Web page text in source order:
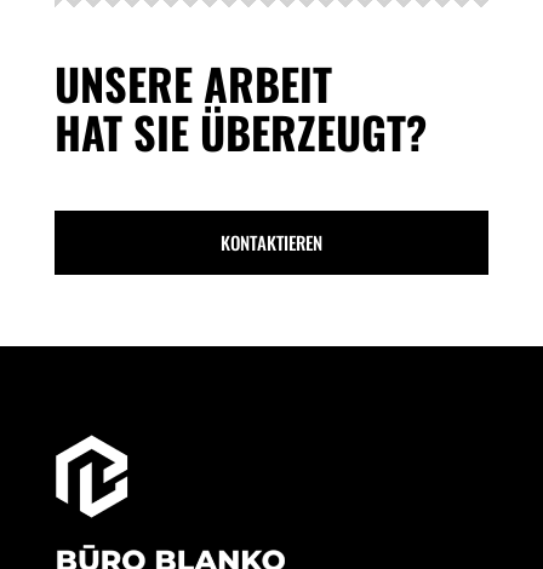
UNSERE ARBEIT
HAT SIE ÜBERZEUGT?
KONTAKTIEREN